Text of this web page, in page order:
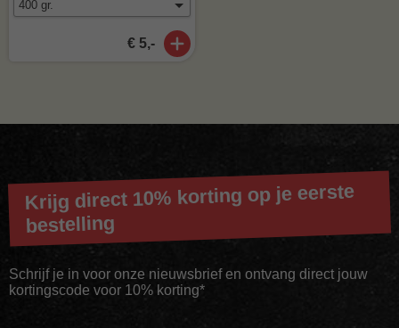
€ 5,-
Krijg direct 10% korting op je eerste
bestelling
Schrijf je in voor onze nieuwsbrief en ontvang direct jouw
kortingscode voor 10% korting*